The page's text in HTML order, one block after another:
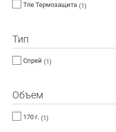
Trie Термозащита (1)
Тип
Спрей (1)
Объем
170 г. (1)